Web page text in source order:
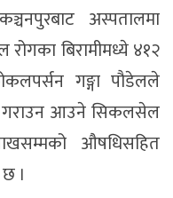
अस्पतालमा
बिरामीमध्ये ४१२
गङ्गा पौडेलले
गराउन आउने सिकलसेल
औषधिसहित
।